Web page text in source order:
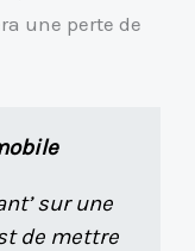
une perte de
sur une
de mettre